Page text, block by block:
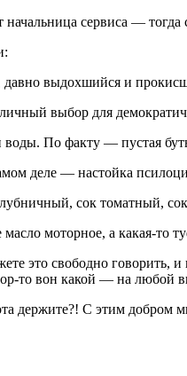
сервиса — тогда
выдохшийся и
выбор для
По факту — пустая
деле — настойка
сок томатный,
моторное, а какая-то
свободно говорить, и
то вон какой — на любой
С этим добром